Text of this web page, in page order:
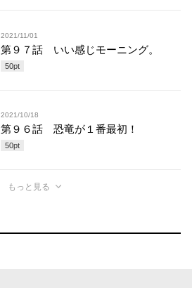
2021/11/01
第９７話 いい感じモーニング。
50pt
2021/10/18
第９６話 恐竜が１番最初！
50pt
もっと見る